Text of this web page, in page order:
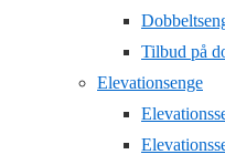
Tilbud på
Elevationsenge